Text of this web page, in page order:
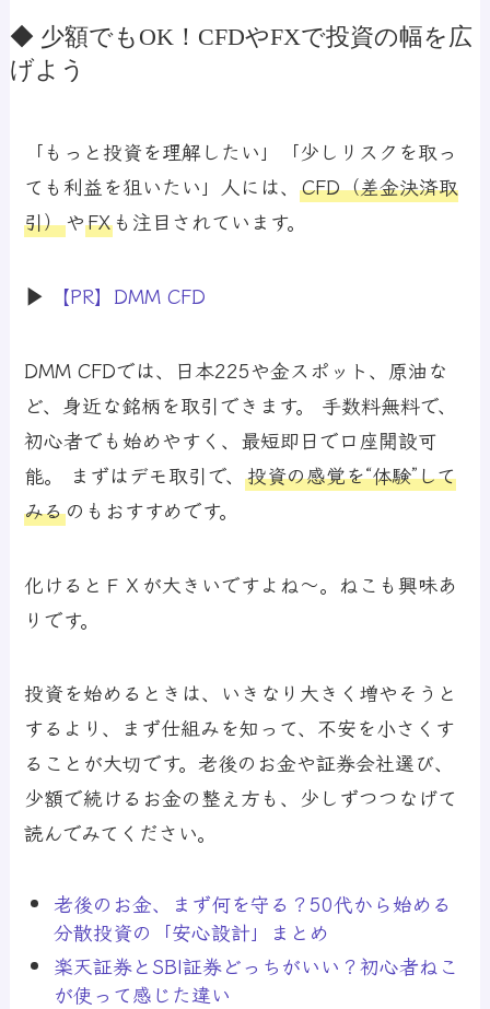
◆ 少額でもOK！CFDやFXで投資の幅を広
げよう
「もっと投資を理解したい」「少しリスクを取っ
ても利益を狙いたい」人には、CFD（差金決済取
引）やFX も注目されています。
▶ 【PR】DMM CFD
DMM CFDでは、日本225や金スポット、原油な
ど、身近な銘柄を取引できます。 手数料無料で、
初心者でも始めやすく、最短即日で口座開設可
能。 まずはデモ取引で、投資の感覚を“体験”して
みるのもおすすめです。
化けるとＦＸが大きいですよね～。ねこも興味あ
りです。
投資を始めるときは、いきなり大きく増やそうと
するより、まず仕組みを知って、不安を小さくす
ることが大切です。老後のお金や証券会社選び、
少額で続けるお金の整え方も、少しずつつなげて
読んでみてください。
老後のお金、まず何を守る？50代から始める
分散投資の「安心設計」まとめ
楽天証券とSBI証券どっちがいい？初心者ねこ
が使って感じた違い